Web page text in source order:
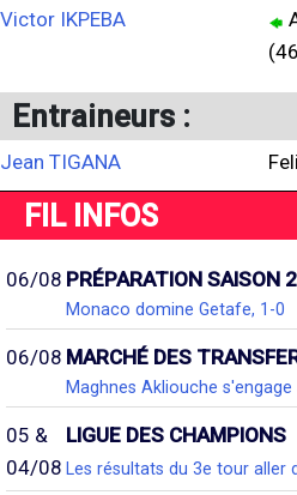
Victor IKPEBA
Entraineurs :
Jean TIGANA
FIL INFOS
06/08 PRÉPARATION SAISON
Monaco domine Getafe, 1-0
06/08 MARCHÉ DES
Maghnes Akliouche
05 &
04/08
LIGUE DES CHAMPIONS
Les résultats du 3e tour aller